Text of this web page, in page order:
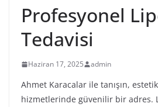
Profesyonel
Tedavisi
Haziran 17, 2025 admin
Ahmet Karacalar ile tanışın,
hizmetlerinde güvenilir bir adres.